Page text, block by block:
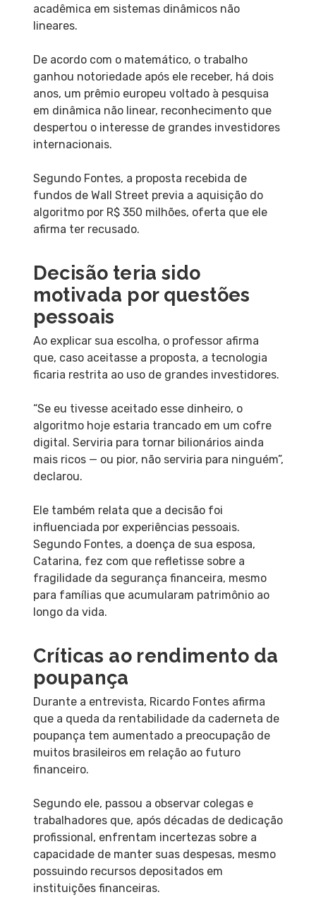
acadêmica em sistemas dinâmicos não
lineares.
De acordo com o matemático, o trabalho
ganhou notoriedade após ele receber, há dois
anos, um prêmio europeu voltado à pesquisa
em dinâmica não linear, reconhecimento que
despertou o interesse de grandes investidores
internacionais.
Segundo Fontes, a proposta recebida de
fundos de Wall Street previa a aquisição do
algoritmo por R$ 350 milhões, oferta que ele
afirma ter recusado.
Decisão teria sido
motivada por questões
pessoais
Ao explicar sua escolha, o professor afirma
que, caso aceitasse a proposta, a tecnologia
ficaria restrita ao uso de grandes investidores.
“Se eu tivesse aceitado esse dinheiro, o
algoritmo hoje estaria trancado em um cofre
digital. Serviria para tornar bilionários ainda
mais ricos — ou pior, não serviria para ninguém”,
declarou.
Ele também relata que a decisão foi
influenciada por experiências pessoais.
Segundo Fontes, a doença de sua esposa,
Catarina, fez com que refletisse sobre a
fragilidade da segurança financeira, mesmo
para famílias que acumularam patrimônio ao
longo da vida.
Críticas ao rendimento da
poupança
Durante a entrevista, Ricardo Fontes afirma
que a queda da rentabilidade da caderneta de
poupança tem aumentado a preocupação de
muitos brasileiros em relação ao futuro
financeiro.
Segundo ele, passou a observar colegas e
trabalhadores que, após décadas de dedicação
profissional, enfrentam incertezas sobre a
capacidade de manter suas despesas, mesmo
possuindo recursos depositados em
instituições financeiras.